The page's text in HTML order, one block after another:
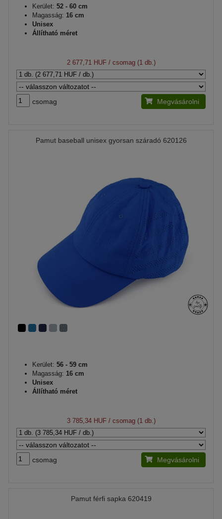
Kerület: 52 - 60 cm
Magasság: 16 cm
Unisex
Állítható méret
2 677,71 HUF/ csomag (1 db.)
csomag Megvásárolni
Pamut baseball unisex gyorsan száradó 620126
Kerület: 56 - 59 cm
Magasság: 16 cm
Unisex
Állítható méret
3 785,34 HUF/ csomag (1 db.)
csomag Megvásárolni
Pamut férfi sapka 620419